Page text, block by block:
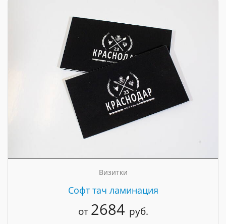
Визитки
Cофт тач ламинация
от 2684 руб.